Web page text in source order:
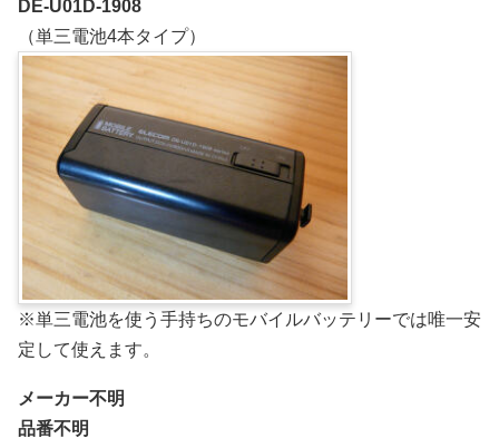
DE-U01D-1908
（単三電池4本タイプ）
※単三電池を使う手持ちのモバイルバッテリーでは唯一安
定して使えます。
メーカー不明
品番不明